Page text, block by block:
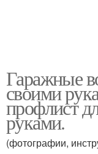
Гаражные
своими
профлист
руками.
(фотографии,